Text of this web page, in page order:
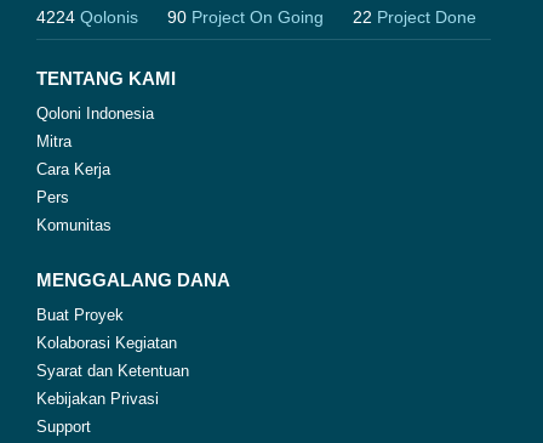
4224 Qolonis 90 Project On Going 22 Project Done
TENTANG KAMI
Qoloni Indonesia
Mitra
Cara Kerja
Pers
Komunitas
MENGGALANG DANA
Buat Proyek
Kolaborasi Kegiatan
Syarat dan Ketentuan
Kebijakan Privasi
Support